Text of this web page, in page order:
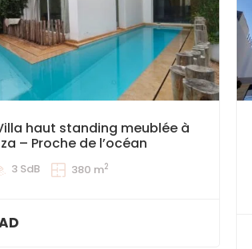
haut standing meublée à
– Proche de l’océan
3 SdB 380 m2